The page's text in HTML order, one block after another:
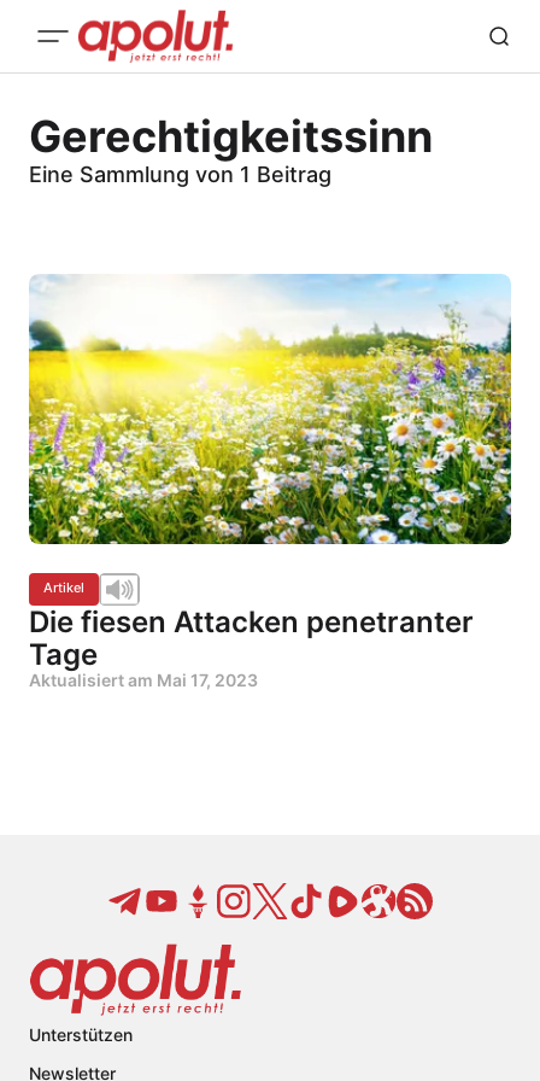
Gerechtigkeitssinn
Eine Sammlung von 1 Beitrag
Artikel
Die fiesen Attacken penetranter
Tage
Aktualisiert am Mai 17, 2023
Unterstützen
Newsletter